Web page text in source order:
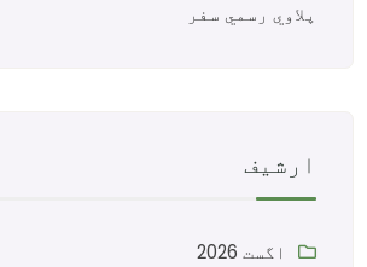
پلاوي رسمي سفر
ارشیف
اگست 2026